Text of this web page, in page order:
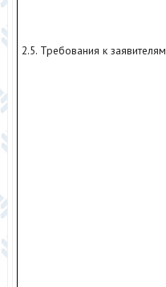
2.5. Требования к заявителям